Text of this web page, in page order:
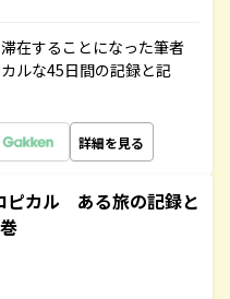
在することになった筆者
ルな45日間の記録と記
詳細を見る
ピカル ある旅の記録と